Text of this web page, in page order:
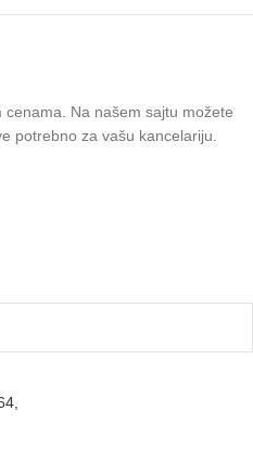
Na našem sajtu možete
potrebno za vašu kancelariju.